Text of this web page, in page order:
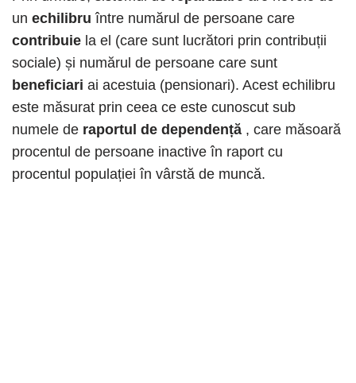
un echilibru între numărul de persoane care
contribuie la el (care sunt lucrători prin contribuții
sociale) și numărul de persoane care sunt
beneficiari ai acestuia (pensionari). Acest echilibru
este măsurat prin ceea ce este cunoscut sub
numele de raportul de dependență , care măsoară
procentul de persoane inactive în raport cu
procentul populației în vârstă de muncă.